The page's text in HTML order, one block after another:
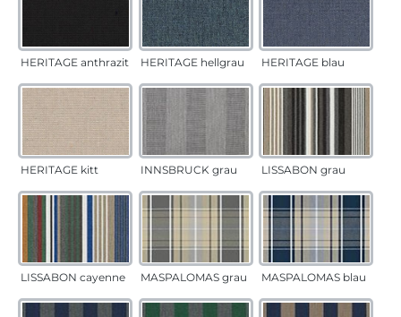
HERITAGE anthrazit HERITAGE hellgrau HERITAGE blau
HERITAGE kitt INNSBRUCK grau LISSABON grau
LISSABON cayenne MASPALOMAS grau MASPALOMAS blau